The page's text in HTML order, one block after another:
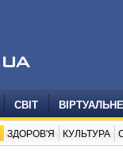
СВІТ
ЗДОРОВ'Я КУЛЬТУРА